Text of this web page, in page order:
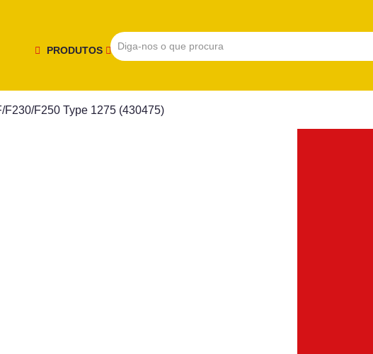
PRODUTOS
F230/F250 Type 1275 (430475)